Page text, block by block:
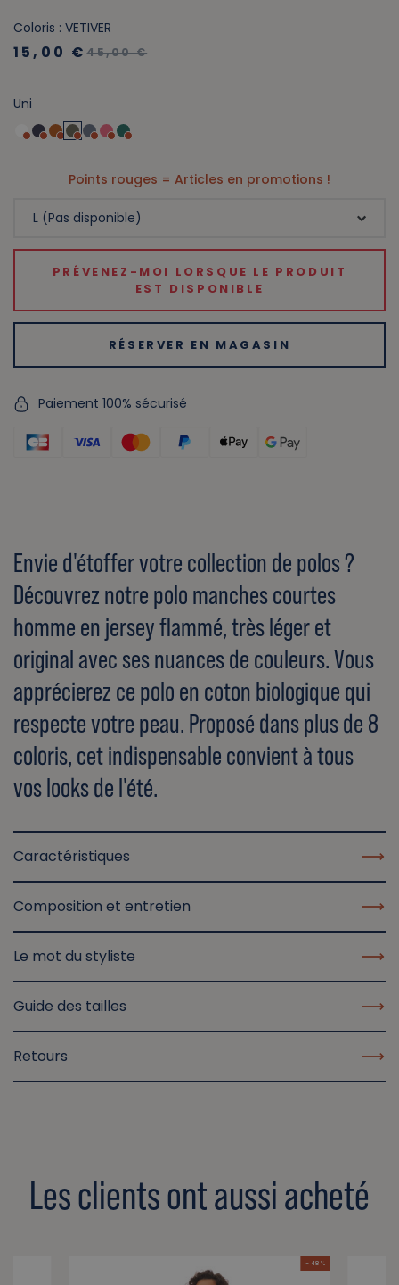
Coloris : VETIVER
15,00 €45,00 €
Uni
Points rouges = Articles en promotions !
PRÉVENEZ-MOI LORSQUE LE PRODUIT
EST DISPONIBLE
RÉSERVER EN MAGASIN
Paiement 100% sécurisé
Envie d'étoffer votre collection de polos ?
Découvrez notre polo manches courtes
homme en jersey flammé, très léger et
original avec ses nuances de couleurs. Vous
apprécierez ce polo en coton biologique qui
respecte votre peau. Proposé dans plus de 8
coloris, cet indispensable convient à tous
vos looks de l'été.
Caractéristiques
Composition et entretien
Le mot du styliste
Guide des tailles
Retours
Les clients ont aussi acheté
- 48 %